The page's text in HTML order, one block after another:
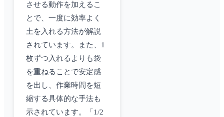
させる動作を加えるこ
とで、一度に効率よく
土を入れる方法が解説
されています。また、1
枚ずつ入れるよりも袋
を重ねることで安定感
を出し、作業時間を短
縮する具体的な手法も
示されています。「1/2